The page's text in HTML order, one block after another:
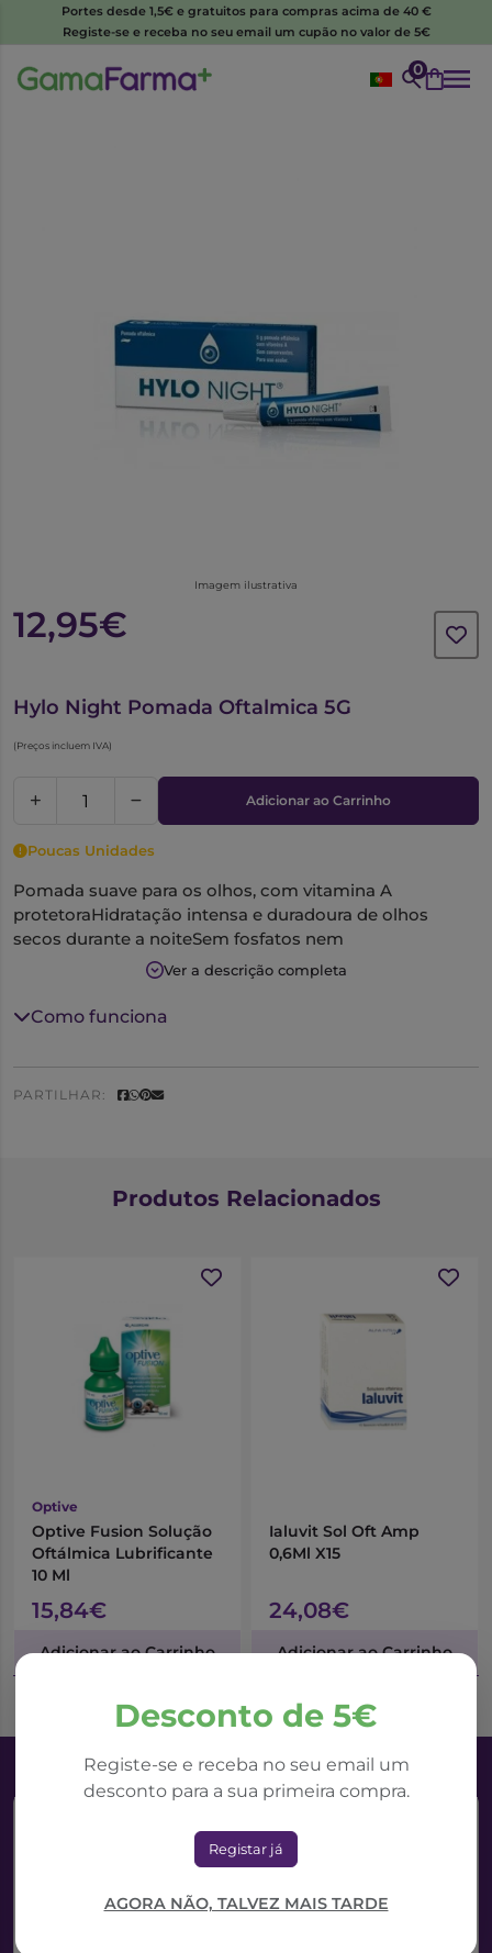
Portes desde 1,5€ e gratuitos para compras acima de 40 €
Registe-se e receba no seu email um cupão no valor de 5€
0
Imagem ilustrativa
12,95€
Hylo Night Pomada Oftalmica 5G
(Preços incluem IVA)
Adicionar ao Carrinho
Poucas Unidades
Pomada suave para os olhos, com vitamina A
protetoraHidratação intensa e duradoura de olhos
secos durante a noiteSem fosfatos nem
conservantesPode ser usado até 6 meses após a
Ver a descrição completa
Como funciona
PARTILHAR:
Desconto de 5€
Registe-se e receba no seu email um
desconto para a sua primeira compra.
Registar já
AGORA NÃO, TALVEZ MAIS TARDE
Produtos Relacionados
Optive
Optive Fusion Solução
Oftálmica Lubrificante
10 Ml
15,84€
Adicionar ao Carrinho
Ialuvit Sol Oft Amp
0,6Ml X15
24,08€
Adicionar ao Carrinho